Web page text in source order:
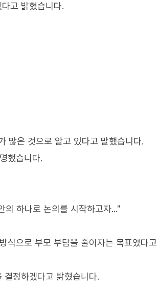
고 밝혔습니다.
많은 것으로 알고 있다고 말했습니다.
했습니다.
의 하나로 논의를 시작하고자..."
식으로 부모 부담을 줄이자는 목표였다고
정하겠다고 밝혔습니다.